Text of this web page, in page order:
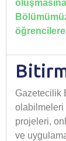
Gazetecilik
olabilmeleri
projeleri,
ve